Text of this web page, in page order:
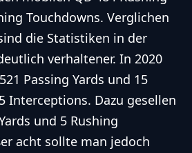
Touchdowns. Verglichen
die Statistiken in der
verhaltener. In 2020
Passing Yards und 15
Interceptions. Dazu gesellen
und 5 Rushing
acht sollte man jedoch